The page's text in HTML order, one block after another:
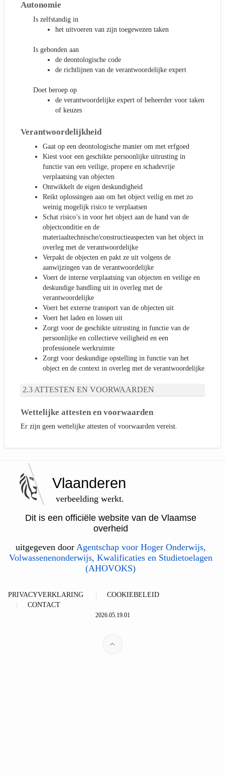
Autonomie
Is zelfstandig in
het uitvoeren van zijn toegewezen taken
Is gebonden aan
de deontologische code
de richtlijnen van de verantwoordelijke expert
Doet beroep op
de verantwoordelijke expert of beheerder voor taken
of keuzes
Verantwoordelijkheid
Gaat op een deontologische manier om met erfgoed
Kiest voor een geschikte persoonlijke uitrusting in
functie van een veilige, propere en schadevrije
verplaatsing van objecten
Ontwikkelt de eigen deskundigheid
Reikt oplossingen aan om het object veilig en met zo
weinig mogelijk risico te verplaatsen
Schat risico’s in voor het object aan de hand van de
objectconditie en de
materiaaltechnische/constructieaspecten van het object in
overleg met de verantwoordelijke
Verpakt de objecten en pakt ze uit volgens de
aanwijzingen van de verantwoordelijke
Voert de interne verplaatsing van objecten en veilige en
deskundige handling uit in overleg met de
verantwoordelijke
Voert het externe transport van de objecten uit
Voert het laden en lossen uit
Zorgt voor de geschikte uitrusting in functie van de
persoonlijke en collectieve veiligheid en een
professionele werkruimte
Zorgt voor deskundige opstelling in functie van het
object en de context in overleg met de verantwoordelijke
ATTESTEN EN VOORWAARDEN
Wettelijke attesten en voorwaarden
Er zijn geen wettelijke attesten of voorwaarden vereist.
Vlaanderen
verbeelding werkt.
Dit is een officiële website van de Vlaamse
overheid
uitgegeven door Agentschap voor Hoger Onderwijs,
Volwassenenonderwijs, Kwalificaties en Studietoelagen
(AHOVOKS)
PRIVACYVERKLARING
COOKIEBELEID
CONTACT
2026.05.19.01